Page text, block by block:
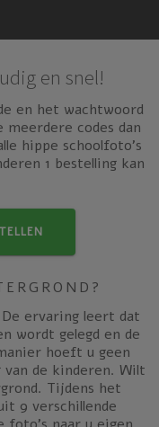
en snel!
en het wachtwoord
codes dan
hippe schoolfoto’s
1 bestelling kan
ervaring leert dat
wordt gelegd en de
hoeft u geen
de kinderen. Wilt
Tijdens het
9 verschillende